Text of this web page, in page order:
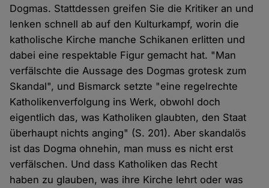
Dogmas. Stattdessen greifen Sie die Kritiker an und
lenken schnell ab auf den Kulturkampf, worin die
katholische Kirche manche Schikanen erlitten und
dabei eine respektable Figur gemacht hat. "Man
verfälschte die Aussage des Dogmas grotesk zum
Skandal", und Bismarck setzte "eine regelrechte
Katholikenverfolgung ins Werk, obwohl doch
eigentlich das, was Katholiken glaubten, den Staat
überhaupt nichts anging" (S. 201). Aber skandalös
ist das Dogma ohnehin, man muss es nicht erst
verfälschen. Und dass Katholiken das Recht
haben zu glauben, was ihre Kirche lehrt oder was